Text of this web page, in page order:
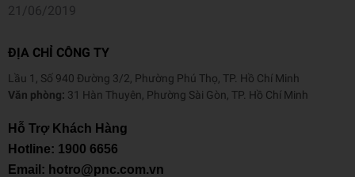
21/06/2019
ĐỊA CHỈ CÔNG TY
Lầu 1, Số 940 Đường 3/2, Phường Phú Thọ, TP. Hồ Chí Minh
Văn phòng: 31 Hàn Thuyên, Phường Sài Gòn, TP. Hồ Chí Minh
Hỗ Trợ Khách Hàng
Hotline: 1900 6656
Email: hotro@pnc.com.vn